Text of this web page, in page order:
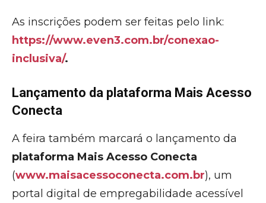
As inscrições podem ser feitas pelo link:
https://www.even3.com.br/conexao-
inclusiva/.
Lançamento da plataforma Mais Acesso
Conecta
A feira também marcará o lançamento da
plataforma Mais Acesso Conecta
(www.maisacessoconecta.com.br), um
portal digital de empregabilidade acessível